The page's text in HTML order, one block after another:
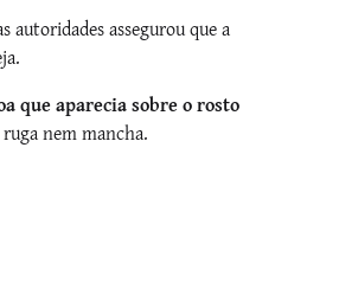
assegurou que a
que aparecia sobre o rosto
nem mancha.